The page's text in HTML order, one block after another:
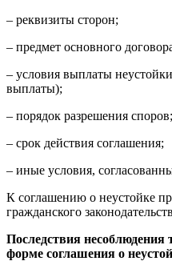
– реквизиты сторон;
– предмет основного
– условия выплаты
выплаты);
– порядок разрешения споров;
– срок действия соглашения;
– иные условия,
К соглашению о неустойке
гражданского
Последствия несоблюдения
форме соглашения о